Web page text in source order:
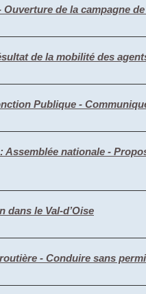
Ouverture de la campagne
de la mobilité des
Publique -
Assemblée nationale -
dans le Val-d’Oise
- Conduire sans